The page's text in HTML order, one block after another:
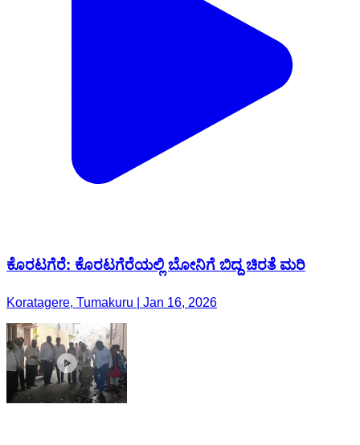
ಕೊರಟಗೆರೆ: ಕೊರಟಗೆರೆಯಲ್ಲಿ ಬೋನಿಗೆ ಬಿದ್ದ ಚಿರತೆ ಮರಿ
Koratagere, Tumakuru | Jan 16, 2026